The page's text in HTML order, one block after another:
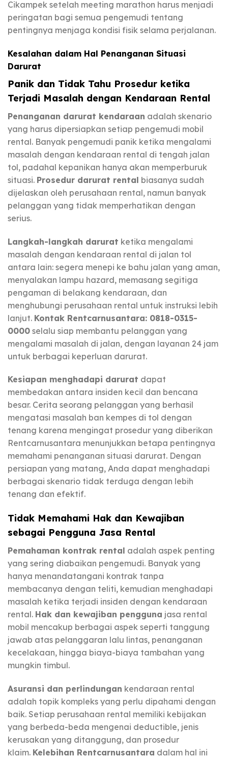
Cikampek setelah meeting marathon harus menjadi
peringatan bagi semua pengemudi tentang
pentingnya menjaga kondisi fisik selama perjalanan.
Kesalahan dalam Hal Penanganan Situasi
Darurat
Panik dan Tidak Tahu Prosedur ketika
Terjadi Masalah dengan Kendaraan Rental
Penanganan darurat kendaraan adalah skenario
yang harus dipersiapkan setiap pengemudi mobil
rental. Banyak pengemudi panik ketika mengalami
masalah dengan kendaraan rental di tengah jalan
tol, padahal kepanikan hanya akan memperburuk
situasi. Prosedur darurat rental biasanya sudah
dijelaskan oleh perusahaan rental, namun banyak
pelanggan yang tidak memperhatikan dengan
serius.
Langkah-langkah darurat ketika mengalami
masalah dengan kendaraan rental di jalan tol
antara lain: segera menepi ke bahu jalan yang aman,
menyalakan lampu hazard, memasang segitiga
pengaman di belakang kendaraan, dan
menghubungi perusahaan rental untuk instruksi lebih
lanjut. Kontak Rentcarnusantara: 0818-0315-
0000 selalu siap membantu pelanggan yang
mengalami masalah di jalan, dengan layanan 24 jam
untuk berbagai keperluan darurat.
Kesiapan menghadapi darurat dapat
membedakan antara insiden kecil dan bencana
besar. Cerita seorang pelanggan yang berhasil
mengatasi masalah ban kempes di tol dengan
tenang karena mengingat prosedur yang diberikan
Rentcarnusantara menunjukkan betapa pentingnya
memahami penanganan situasi darurat. Dengan
persiapan yang matang, Anda dapat menghadapi
berbagai skenario tidak terduga dengan lebih
tenang dan efektif.
Tidak Memahami Hak dan Kewajiban
sebagai Pengguna Jasa Rental
Pemahaman kontrak rental adalah aspek penting
yang sering diabaikan pengemudi. Banyak yang
hanya menandatangani kontrak tanpa
membacanya dengan teliti, kemudian menghadapi
masalah ketika terjadi insiden dengan kendaraan
rental. Hak dan kewajiban pengguna jasa rental
mobil mencakup berbagai aspek seperti tanggung
jawab atas pelanggaran lalu lintas, penanganan
kecelakaan, hingga biaya-biaya tambahan yang
mungkin timbul.
Asuransi dan perlindungan kendaraan rental
adalah topik kompleks yang perlu dipahami dengan
baik. Setiap perusahaan rental memiliki kebijakan
yang berbeda-beda mengenai deductible, jenis
kerusakan yang ditanggung, dan prosedur
klaim. Kelebihan Rentcarnusantara dalam hal ini